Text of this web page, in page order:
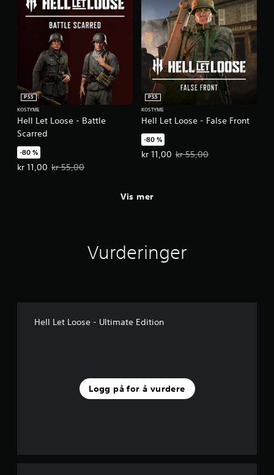
Hell Let Loose - Battle
Scarred
PS5
KOSTYME
-80 %
kr 11,00
Tilbudspris, kr 11,00. Opprinnelig pris, kr 55,00.
kr 55,00
Hell Let Loose - False Front
PS5
KOSTYME
-80 %
kr 11,00
Tilbudspris, kr 11,00.
kr 55,00
Vis mer
Vurderinger
Hell Let Loose - Ultimate Edition
Logg på for å vurdere